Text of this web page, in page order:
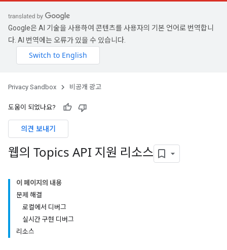
Google은 AI 기술을 사용하여 콘텐츠를 사용자의 기본 언어로 번역합니
다. AI 번역에는 오류가 있을 수 있습니다.
Privacy Sandbox 비공개 광고
도움이 되었나요?
의견 보내기
웹의 Topics API 지원 리소스
이 페이지의 내용
문제 해결
로컬에서 디버그
실시간 구현 디버그
리소스